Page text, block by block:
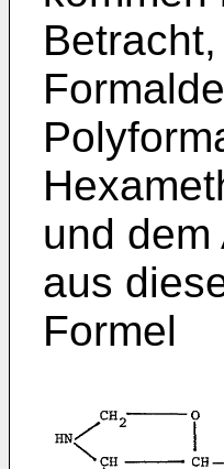
und
aus
Formel